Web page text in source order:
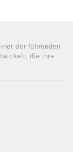
der führenden
die ihre